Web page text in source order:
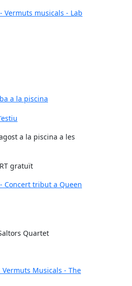
Vermuts musicals - Lab
a la piscina
a la piscina a les
gratuït
Concert tribut a Queen
Quartet
Musicals - The